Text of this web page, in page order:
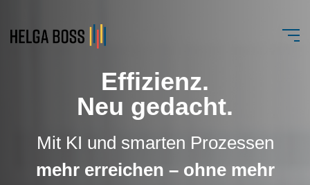
Effizienz.
Neu gedacht.
Mit KI und smarten Prozessen
mehr erreichen – ohne mehr